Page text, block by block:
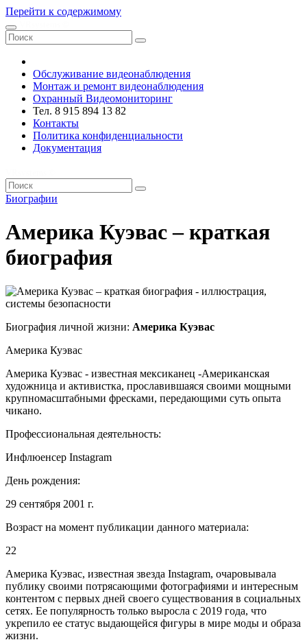
Перейти к содержимому
Обслуживание видеонаблюдения
Монтаж и ремонт видеонаблюдения
Охранный Видеомониторинг
Тел. 8 915 894 13 82
Контакты
Политика конфиденциальности
Документация
Биографии
Америка Куэвас – краткая
биография
Биография личной жизни: Америка Куэвас
Америка Куэвас
Америка Куэвас - известная мексиканец -Американская
художница и активистка, прославившаяся своими мощными
крупномасштабными фресками, передающими суть опыта
чикано.
Профессиональная деятельность:
Инфлюенсер Instagram
День рождения:
29 сентября 2001 г.
Возраст на момент публикации данного материала:
22
Америка Куэвас, известная звезда Instagram, очаровывала
публику своими потрясающими фотографиями и интересным
контентом с первых дней своего существования в социальных
сетях. Ее популярность только выросла с 2019 года, что
укрепило ее статус выдающейся фигуры в мире моды и образа
жизни.